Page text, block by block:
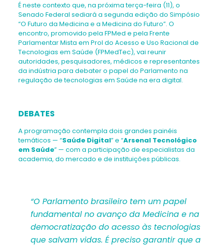
É neste contexto que, na próxima terça-feira (11), o
Senado Federal sediará a segunda edição do Simpósio
“O Futuro da Medicina e a Medicina do Futuro”. O
encontro, promovido pela FPMed e pela Frente
Parlamentar Mista em Prol do Acesso e Uso Racional de
Tecnologias em Saúde (FPMedTec), vai reunir
autoridades, pesquisadores, médicos e representantes
da indústria para debater o papel do Parlamento na
regulação de tecnologias em Saúde na era digital.
DEBATES
A programação contempla dois grandes painéis
temáticos — “Saúde Digital” e “Arsenal Tecnológico
em Saúde” — com a participação de especialistas da
academia, do mercado e de instituições públicas.
“O Parlamento brasileiro tem um papel
fundamental no avanço da Medicina e na
democratização do acesso às tecnologias
que salvam vidas. É preciso garantir que a